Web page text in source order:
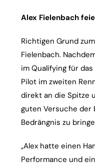
Alex Fielenbach
Richtigen Grund
Fielenbach.
im Qualifying für
Pilot im zweiten
direkt an die Spitze
guten Versuche der
Bedrängnis zu
„Alex hatte einen
Performance und